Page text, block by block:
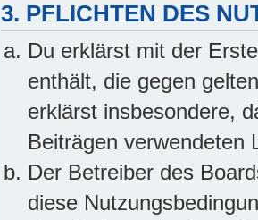
3. PFLICHTEN DES
Du erklärst mit der
enthält, die gegen
erklärst insbesondere,
Beiträgen verwendeten
Der Betreiber des
diese